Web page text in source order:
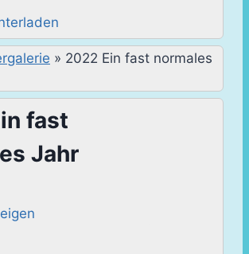
» 2022 Ein fast normales
fast
Jahr